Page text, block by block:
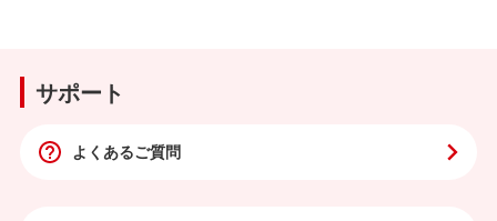
サポート
よくあるご質問